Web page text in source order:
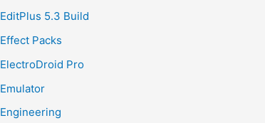
EditPlus 5.3 Build
Effect Packs
ElectroDroid Pro
Emulator
Engineering